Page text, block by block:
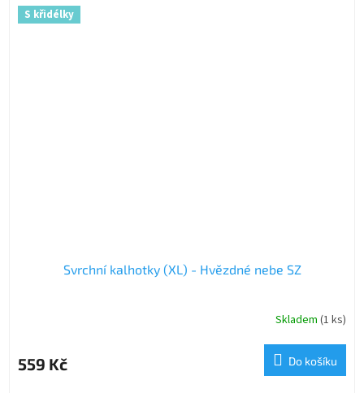
S křidélky
Svrchní kalhotky (XL) - Hvězdné nebe SZ
Skladem (1 ks)
559 Kč Do košíku